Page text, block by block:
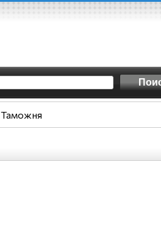
Таможня